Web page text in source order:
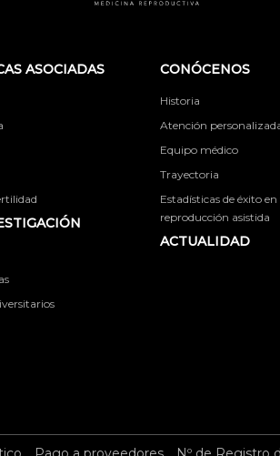
ASOCIADAS CONÓCENOS
Historia
Atención
Equipo médico
Trayectoria
Estadísticas de éxito
reproducción asistida
ACTUALIDAD